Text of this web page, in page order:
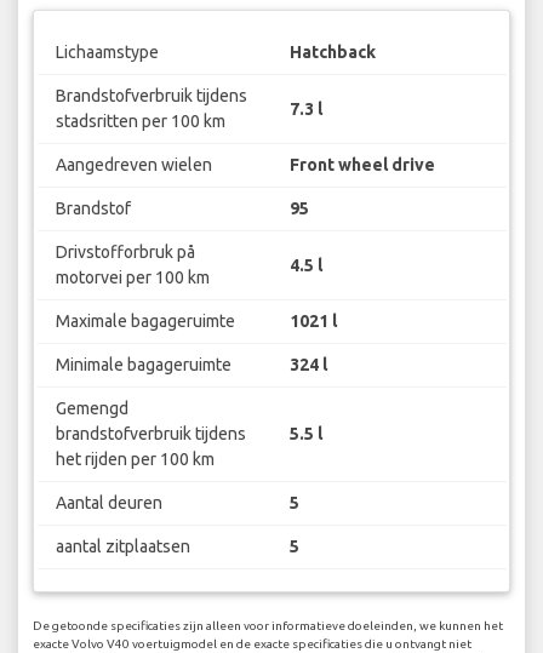
Lichaamstype Hatchback
Brandstofverbruik tijdens
stadsritten per 100 km
7.3 l
Aangedreven wielen Front wheel drive
Brandstof 95
Drivstofforbruk på
motorvei per 100 km
4.5 l
Maximale bagageruimte 1021 l
Minimale bagageruimte 324 l
Gemengd
brandstofverbruik tijdens
het rijden per 100 km
5.5 l
Aantal deuren 5
aantal zitplaatsen 5
De getoonde specificaties zijn alleen voor informatieve doeleinden, we kunnen het
exacte Volvo V40 voertuigmodel en de exacte specificaties die u ontvangt niet